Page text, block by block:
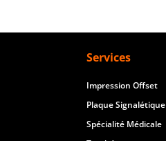
Services
Impression Offset
Plaque Signalétique
Spécialité Médicale